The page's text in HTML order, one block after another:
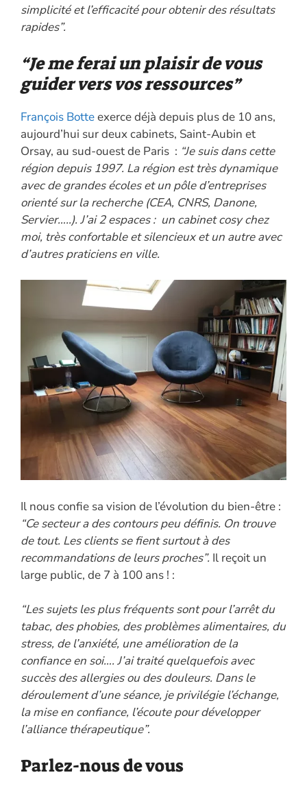
simplicité et l’efficacité pour obtenir des résultats
rapides”.
“Je me ferai un plaisir de vous
guider vers vos ressources”
François Botteexerce déjà depuis plus de 10 ans,
aujourd’hui sur deux cabinets, Saint-Aubin et
Orsay, au sud-ouest de Paris : “Je suis dans cette
région depuis 1997. La région est très dynamique
avec de grandes écoles et un pôle d’entreprises
orienté sur la recherche (CEA, CNRS, Danone,
Servier…..). J’ai 2 espaces : un cabinet cosy chez
moi, très confortable et silencieux et un autre avec
d’autres praticiens en ville.
Il nous confie sa vision de l’évolution du bien-être :
“Ce secteur a des contours peu définis. On trouve
de tout. Les clients se fient surtout à des
recommandations de leurs proches”. Il reçoit un
large public, de 7 à 100 ans ! :
“Les sujets les plus fréquents sont pour l’arrêt du
tabac, des phobies, des problèmes alimentaires, du
stress, de l’anxiété, une amélioration de la
confiance en soi…. J’ai traité quelquefois avec
succès des allergies ou des douleurs. Dans le
déroulement d’une séance, je privilégie l’échange,
la mise en confiance, l’écoute pour développer
l’alliance thérapeutique”.
Parlez-nous de vous